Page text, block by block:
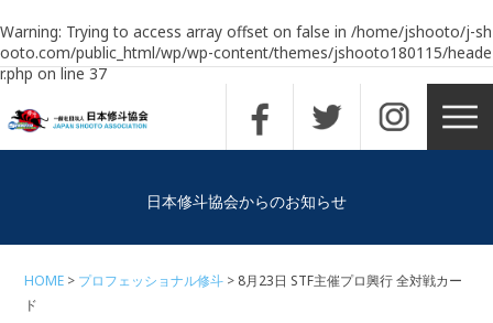
Warning: Trying to access array offset on false in /home/jshooto/j-sh
ooto.com/public_html/wp/wp-content/themes/jshooto180115/heade
r.phpon line37
日本修斗協会からのお知らせ
HOME プロフェッショナル修斗
8月23日 STF主催プロ興行 全対戦カー
ド